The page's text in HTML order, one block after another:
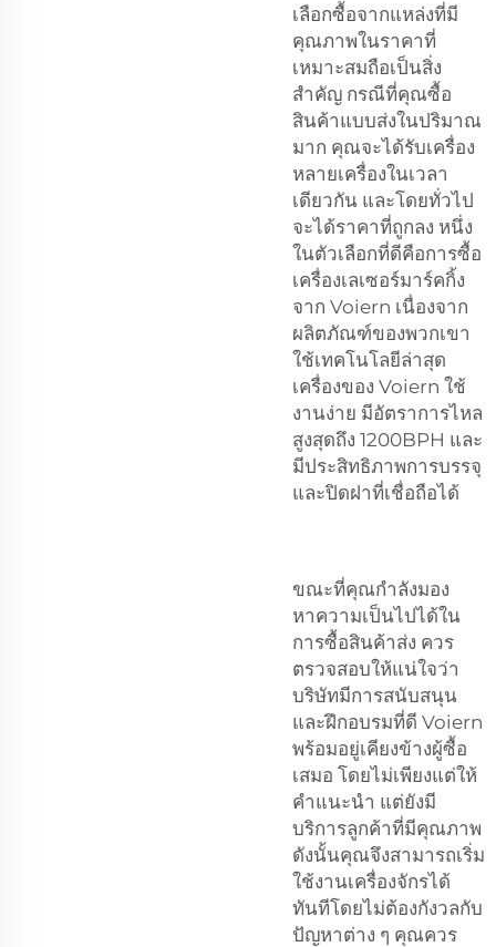
เลือกซื้อจากแหล่งที่มี
คุณภาพในราคาที่
เหมาะสมถือเป็นสิ่ง
สำคัญ กรณีที่คุณซื้อ
สินค้าแบบส่งในปริมาณ
มาก คุณจะได้รับเครื่อง
หลายเครื่องในเวลา
เดียวกัน และโดยทั่วไป
จะได้ราคาที่ถูกลง หนึ่ง
ในตัวเลือกที่ดีคือการซื้อ
เครื่องเลเซอร์มาร์คกิ้ง
จาก Voiern เนื่องจาก
ผลิตภัณฑ์ของพวกเขา
ใช้เทคโนโลยีล่าสุด
เครื่องของ Voiern ใช้
งานง่าย มีอัตราการไหล
สูงสุดถึง 1200BPH และ
มีประสิทธิภาพการบรรจุ
และปิดฝาที่เชื่อถือได้
ขณะที่คุณกำลังมอง
หาความเป็นไปได้ใน
การซื้อสินค้าส่ง ควร
ตรวจสอบให้แน่ใจว่า
บริษัทมีการสนับสนุน
และฝึกอบรมที่ดี Voiern
พร้อมอยู่เคียงข้างผู้ซื้อ
เสมอ โดยไม่เพียงแต่ให้
คำแนะนำ แต่ยังมี
บริการลูกค้าที่มีคุณภาพ
ดังนั้นคุณจึงสามารถเริ่ม
ใช้งานเครื่องจักรได้
ทันทีโดยไม่ต้องกังวลกับ
ปัญหาต่าง ๆ คุณควร